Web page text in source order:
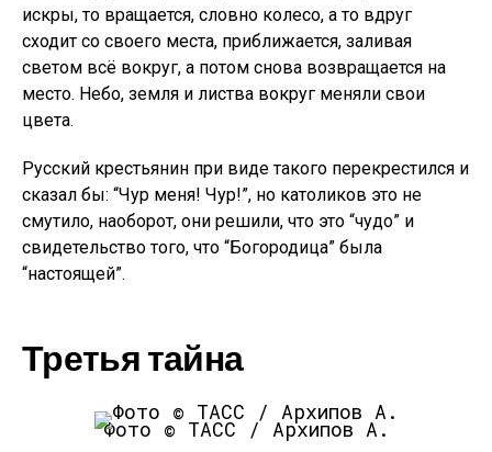
искры, то вращается, словно колесо, а то вдруг
сходит со своего места, приближается, заливая
светом всё вокруг, а потом снова возвращается на
место. Небо, земля и листва вокруг меняли свои
цвета.
Русский крестьянин при виде такого перекрестился и
сказал бы: “Чур меня! Чур!”, но католиков это не
смутило, наоборот, они решили, что это “чудо” и
свидетельство того, что “Богородица” была
“настоящей”.
Третья тайна
Фото © ТАСС / Архипов А.